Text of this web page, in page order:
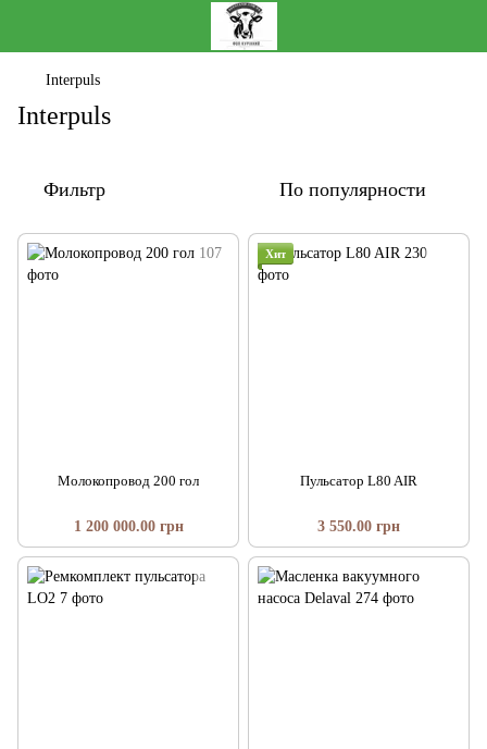
Interpuls
Interpuls
Фильтр По популярности
Молокопровод 200 гол
1 200 000.00 грн
Хит
Пульсатор L80 AIR
3 550.00 грн